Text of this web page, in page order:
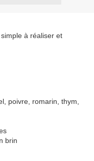
à réaliser et
poivre, romarin, thym,
brin